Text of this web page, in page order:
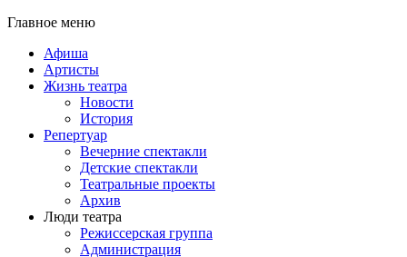
Главное меню
Афиша
Артисты
Жизнь театра
Новости
История
Репертуар
Вечерние спектакли
Детские спектакли
Театральные проекты
Архив
Люди театра
Режиссерская группа
Администрация